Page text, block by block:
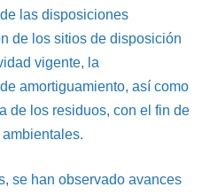
las disposiciones
de los sitios de disposición
vigente, la
amortiguamiento, así como
de los residuos, con el fin de
se han observado avances